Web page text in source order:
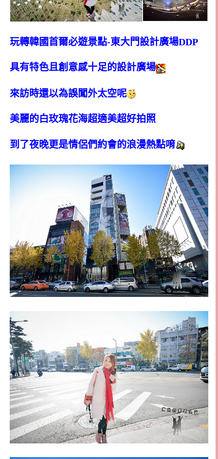
玩轉韓國首爾必遊景點-東大門設計廣場DDP
具有特色且創意感十足的設計廣場
來訪時還以為誤闖外太空呢
美麗的白玫瑰花海超適美超好拍照
到了夜晚更是情侶們約會的浪漫熱點唷